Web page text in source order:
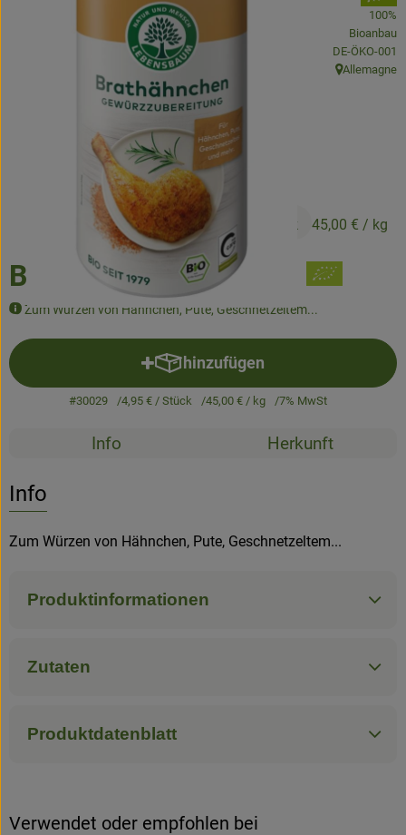
Obst & Gemüse
Naturwaren
Gutscheine & Geschenkideen
So geht's
Schnupperangebote
Über uns
Brathähnchen Gewürz
Zum Würzen von Hähnchen, Pute, Geschnetzeltem...
4,95 € / Stück 45,00 € / kg
100%
Bioanbau
, Kontrollstelle:
DE-ÖKO-001
, Herkunft:
Allemagne
hinzufügen
Produkt zum Warenkorb
#30029 4,95 €/ Stück 45,00 €/ kg 7% MwSt
Info Herkunft
Info
Zum Würzen von Hähnchen, Pute, Geschnetzeltem...
Produktinformationen
Zutaten
Produktdatenblatt
Verwendet oder empfohlen bei